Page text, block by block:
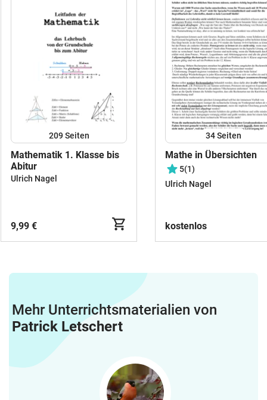
209Seiten
Mathematik 1. Klasse bis
Abitur
Ulrich Nagel
9,99 €
34Seiten
Mathe in Übersichten
5(1)
Ulrich Nagel
kostenlos
Mehr Unterrichtsmaterialien von
Patrick Letschert